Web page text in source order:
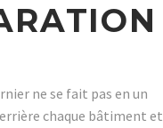
ne se fait pas en un
chaque bâtiment et